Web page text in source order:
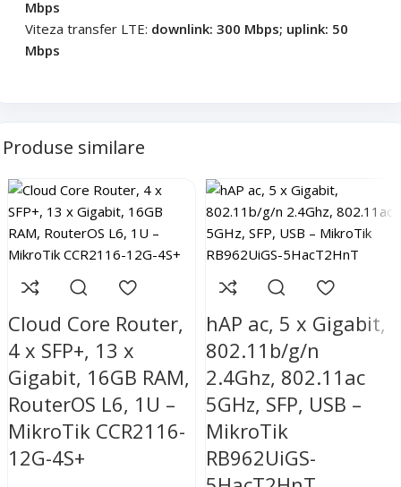
Mbps
Viteza transfer LTE: downlink: 300 Mbps; uplink: 50
Mbps
Produse similare
Cloud Core Router,
4 x SFP+, 13 x
Gigabit, 16GB RAM,
RouterOS L6, 1U –
MikroTik CCR2116-
12G-4S+
hAP ac, 5 x Gigabit,
802.11b/g/n
2.4Ghz, 802.11ac
5GHz, SFP, USB –
MikroTik
RB962UiGS-